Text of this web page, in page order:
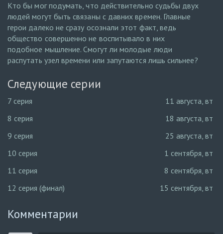
Кто бы мог подумать, что действительно судьбы двух
людей могут быть связаны с давних времен. Главные
герои далеко не сразу осознали этот факт, ведь
общество совершенно не воспитывало в них
подобное мышление. Смогут ли молодые люди
распутать узел времени или запутаются лишь сильнее?
Следующие серии
7 серия
11 августа, вт
8 серия
18 августа, вт
9 серия
25 августа, вт
10 серия
1 сентября, вт
11 серия
8 сентября, вт
12 серия (финал)
15 сентября, вт
Комментарии